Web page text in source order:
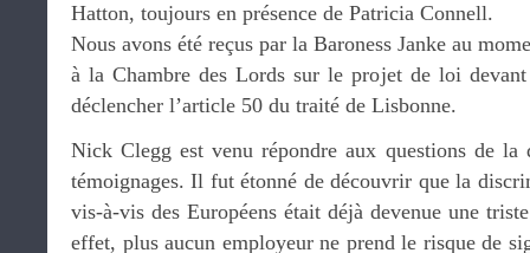
Hatton, toujours en présence de Patricia Connell.
Nous avons été reçus par la Baroness Janke au
à la Chambre des Lords sur le projet de loi
déclencher l’article 50 du traité de Lisbonne.
Nick Clegg est venu répondre aux questions de la
témoignages. Il fut étonné de découvrir que la
vis-à-vis des Européens était déjà devenue une
effet, plus aucun employeur ne prend le risque de